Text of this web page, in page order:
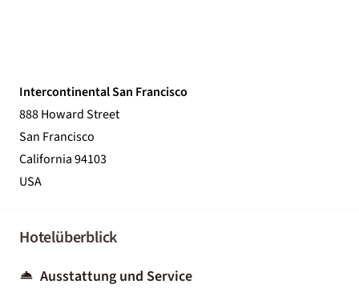
Intercontinental San Francisco
888 Howard Street
San Francisco
California 94103
USA
Hotelüberblick
Ausstattung und Service